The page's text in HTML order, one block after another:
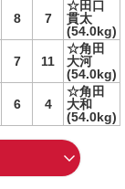
8 7
☆田口
貫太
(54.0kg)
7 11
☆角田
大河
(54.0kg)
6 4
☆角田
大和
(54.0kg)